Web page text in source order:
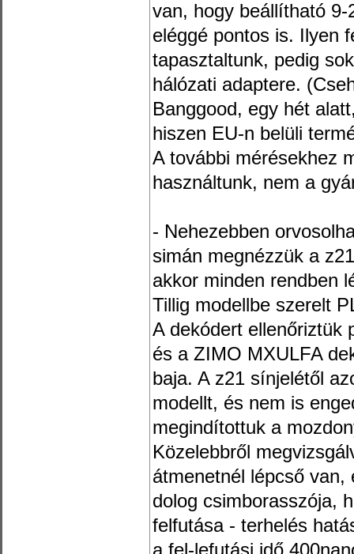
van, hogy beállítható
eléggé pontos is. Ilyen
tapasztaltunk, pedig
hálózati adaptere.
Banggood, egy hét
hiszen EU-n belüli
A további mérésekhez
használtunk, nem a
- Nehezebben
simán megnézzük a
akkor minden rendben
Tillig modellbe szerelt
A dekódert ellenőriztük
és a ZIMO MXULFA
baja. A z21 sínjelétől
modellt, és nem is
megindítottuk a
Közelebbről
átmenetnél lépcső van,
dolog csimborasszója,
felfutása - terhelés